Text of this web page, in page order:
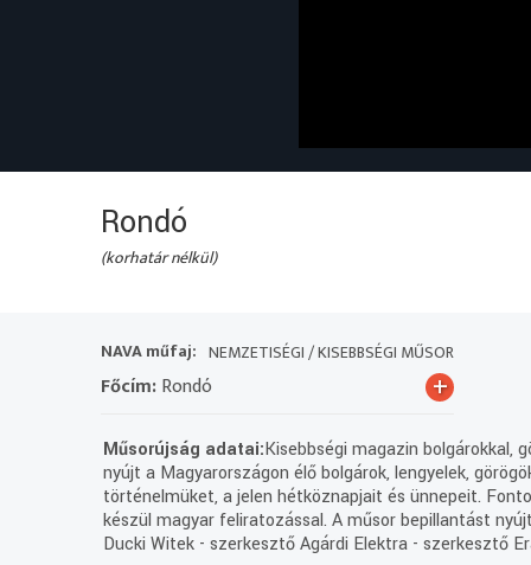
Rondó
(korhatár nélkül)
NAVA műfaj: NEMZETISÉGI / KISEBBSÉGI MŰSOR
Főcím:Rondó +
Műsorújság adatai:Kisebbségi magazin bolgárokkal,
nyújt a Magyarországon élő bolgárok, lengyelek,
történelmüket, a jelen hétköznapjait és ünnepeit.
készül magyar feliratozással. A műsor bepillantást
Ducki Witek - szerkesztő Agárdi Elektra - szerkesztő